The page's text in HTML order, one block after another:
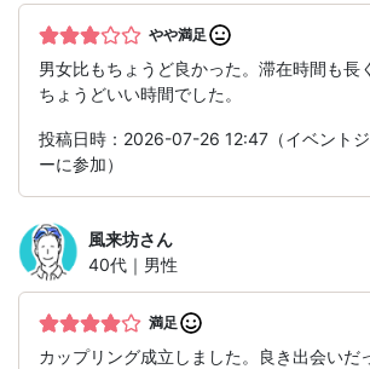
やや満足
男女比もちょうど良かった。滞在時間も長
ちょうどいい時間でした。
投稿日時：2026-07-26 12:47（イベント
ーに参加）
風来坊さん
40代｜男性
満足
カップリング成立しました。良き出会いだ